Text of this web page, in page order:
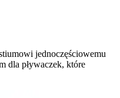
jednoczęściowemu
dla pływaczek, które